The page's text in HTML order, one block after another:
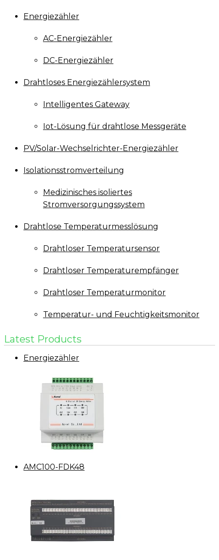
Energiezähler
AC-Energiezähler
DC-Energiezähler
Drahtloses Energiezählersystem
Intelligentes Gateway
Iot-Lösung für drahtlose Messgeräte
PV/Solar-Wechselrichter-Energiezähler
Isolationsstromverteilung
Medizinisches isoliertes
Stromversorgungssystem
Drahtlose Temperaturmesslösung
Drahtloser Temperatursensor
Drahtloser Temperaturempfänger
Drahtloser Temperaturmonitor
Temperatur- und Feuchtigkeitsmonitor
Latest Products
Energiezähler
AMC100-FDK48